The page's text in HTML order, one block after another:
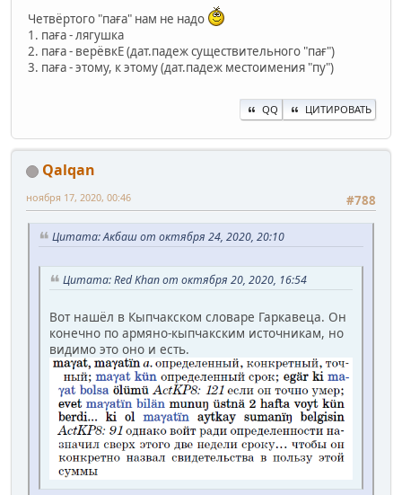
Четвёртого "паға" нам не надо
1. паға - лягушка
2. паға - верёвкЕ (дат.падеж существительного "пағ")
3. паға - этому, к этому (дат.падеж местоимения "пу")
QQ ЦИТИРОВАТЬ
Qalqan
#788
ноября 17, 2020, 00:46
Цитата: Акбаш от октября 24, 2020, 20:10
Цитата: Red Khan от октября 20, 2020, 16:54
Вот нашёл в Кыпчакском словаре Гаркавеца. Он
конечно по армяно-кыпчакским источникам, но
видимо это оно и есть.